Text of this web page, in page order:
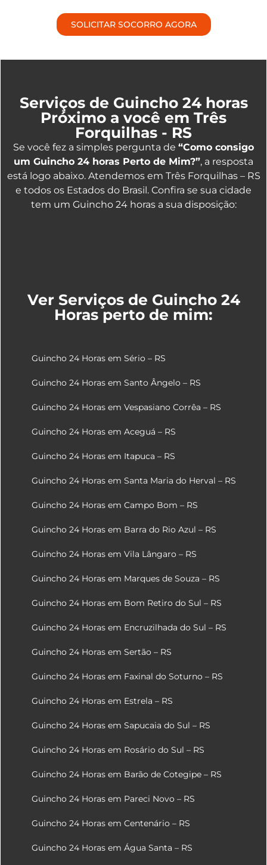
SOLICITAR SOCORRO AGORA
Serviços de Guincho 24 horas
Próximo a você em Três
Forquilhas - RS
Se você fez a simples pergunta de “Como consigo
um Guincho 24 horas Perto de Mim?”, a resposta
está logo abaixo. Atendemos em Três Forquilhas – RS
e todos os Estados do Brasil. Confira se sua cidade
tem um Guincho 24 horas a sua disposição:
Ver Serviços de Guincho 24
Horas perto de mim:
Guincho 24 Horas em Sério – RS
Guincho 24 Horas em Santo Ângelo – RS
Guincho 24 Horas em Vespasiano Corrêa – RS
Guincho 24 Horas em Aceguá – RS
Guincho 24 Horas em Itapuca – RS
Guincho 24 Horas em Santa Maria do Herval – RS
Guincho 24 Horas em Campo Bom – RS
Guincho 24 Horas em Barra do Rio Azul – RS
Guincho 24 Horas em Vila Lângaro – RS
Guincho 24 Horas em Marques de Souza – RS
Guincho 24 Horas em Bom Retiro do Sul – RS
Guincho 24 Horas em Encruzilhada do Sul – RS
Guincho 24 Horas em Sertão – RS
Guincho 24 Horas em Faxinal do Soturno – RS
Guincho 24 Horas em Estrela – RS
Guincho 24 Horas em Sapucaia do Sul – RS
Guincho 24 Horas em Rosário do Sul – RS
Guincho 24 Horas em Barão de Cotegipe – RS
Guincho 24 Horas em Pareci Novo – RS
Guincho 24 Horas em Centenário – RS
Guincho 24 Horas em Água Santa – RS